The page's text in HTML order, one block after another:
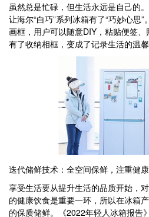
虽然总是忙碌，但生活永远是自己的
让海尔“白巧”系列冰箱有了“巧妙心思
画框，用户可以随意DIY，粘贴便签
有了收纳相框，变成了记录生活的温馨
迭代储鲜技术：全空间保鲜，注重健
享受生活要从提升生活的品质开始，
的健康饮食是重要一环，所以在冰箱
的保质储鲜。《2022年轻人冰箱报告